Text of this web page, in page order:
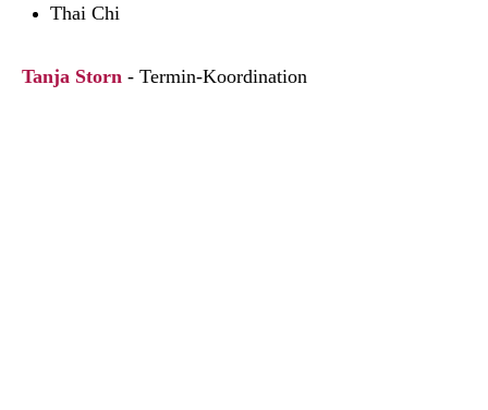
Thai Chi
Tanja Storn - Termin-Koordination